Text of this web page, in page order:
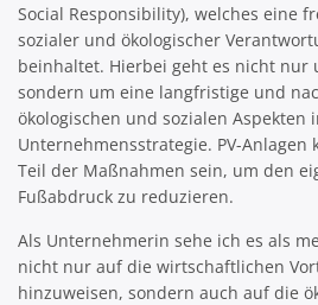
Social Responsibility), welches eine
sozialer und ökologischer
beinhaltet. Hierbei geht es nicht nur
sondern um eine langfristige und
ökologischen und sozialen Aspekten
Unternehmensstrategie. PV-
Teil der Maßnahmen sein, um den
Fußabdruck zu reduzieren.
Als Unternehmerin sehe ich es als
nicht nur auf die wirtschaftlichen
hinzuweisen, sondern auch auf die